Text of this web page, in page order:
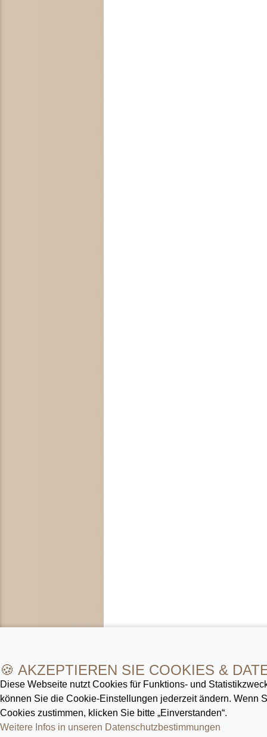
🍪 AKZEPTIEREN SIE COOKIES &
Diese Webseite nutzt Cookies für Funktions- und
können Sie die Cookie-Ein­stellungen jederzeit ändern. Wenn
Cookies zustimmen, klicken Sie bitte „Einverstanden“.
Weitere Infos in unseren Datenschutz­bestimmungen